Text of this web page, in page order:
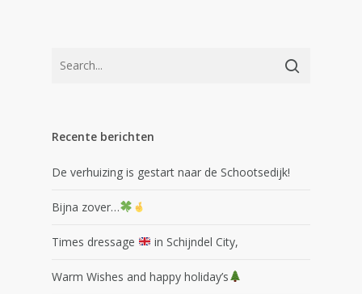
Recente berichten
De verhuizing is gestart naar de Schootsedijk!
Bijna zover…
Times dressage in Schijndel City,
Warm Wishes and happy holiday’s